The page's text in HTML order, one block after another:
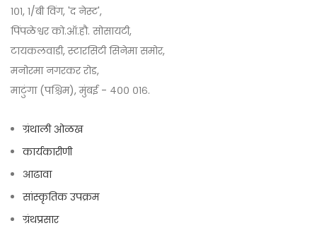
१०१, १/बी विंग, 'द नेस्ट',
पिंपळेश्वर को.ऑ.हौ. सोसायटी,
टायकलवाडी, स्टारसिटी सिनेमा समोर,
मनोरमा नगरकर रोड,
माटुंगा (पश्चिम), मुंबई - ४०० ०१६.
ग्रंथाली ओळख
कार्यकारीणी
आढावा
सांस्कृतिक उपक्रम
ग्रंथप्रसार